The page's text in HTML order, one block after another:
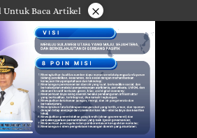
Untuk Baca Artikel ×